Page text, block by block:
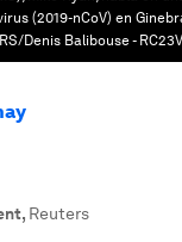
(2019-nCoV) en
Denis Balibouse -
, Reuters